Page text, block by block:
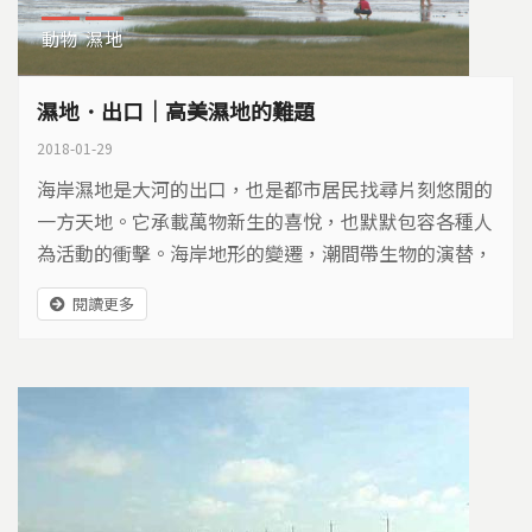
動物 濕地
濕地．出口｜高美濕地的難題
2018-01-29
海岸濕地是大河的出口，也是都市居民找尋片刻悠閒的
一方天地。它承載萬物新生的喜悅，也默默包容各種人
為活動的衝擊。海岸地形的變遷，潮間帶生物的演替，
這些來自濕地的訊息，人們聽見了多少？
閱讀更多